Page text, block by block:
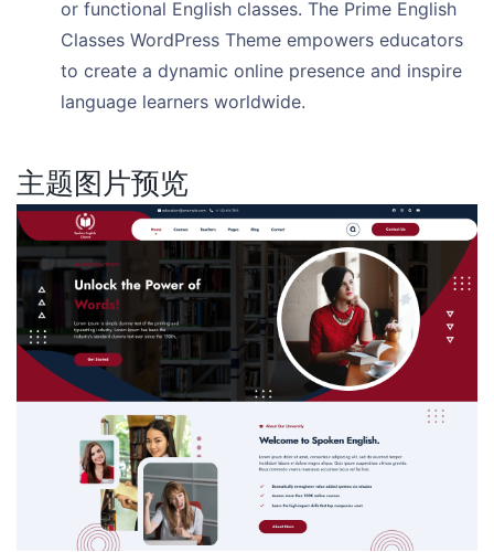
or functional English classes. The Prime English
Classes WordPress Theme empowers educators
to create a dynamic online presence and inspire
language learners worldwide.
主题图片预览